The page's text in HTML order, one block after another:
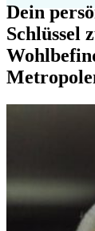
Dein
Schlüssel